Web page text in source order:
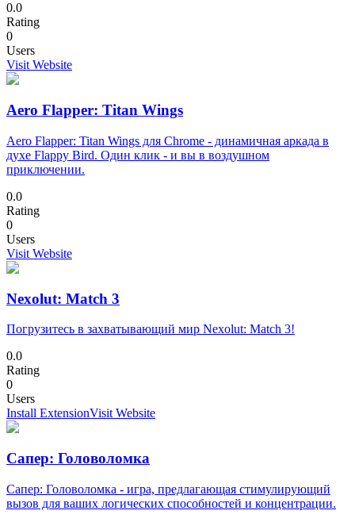
0.0
Rating
0
Users
Visit Website
Aero Flapper: Titan Wings
Aero Flapper: Titan Wings для Chrome - динамичная аркада в
духе Flappy Bird. Один клик - и вы в воздушном
приключении.
0.0
Rating
0
Users
Visit Website
Nexolut: Match 3
Погрузитесь в захватывающий мир Nexolut: Match 3!
0.0
Rating
0
Users
Install ExtensionVisit Website
Сапер: Головоломка
Сапер: Головоломка - игра, предлагающая стимулирующий
вызов для ваших логических способностей и концентрации.